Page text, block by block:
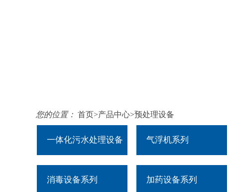
您的位置： 首页>产品中心>预处理设备
一体化污水处理设备 气浮机系列
消毒设备系列 加药设备系列